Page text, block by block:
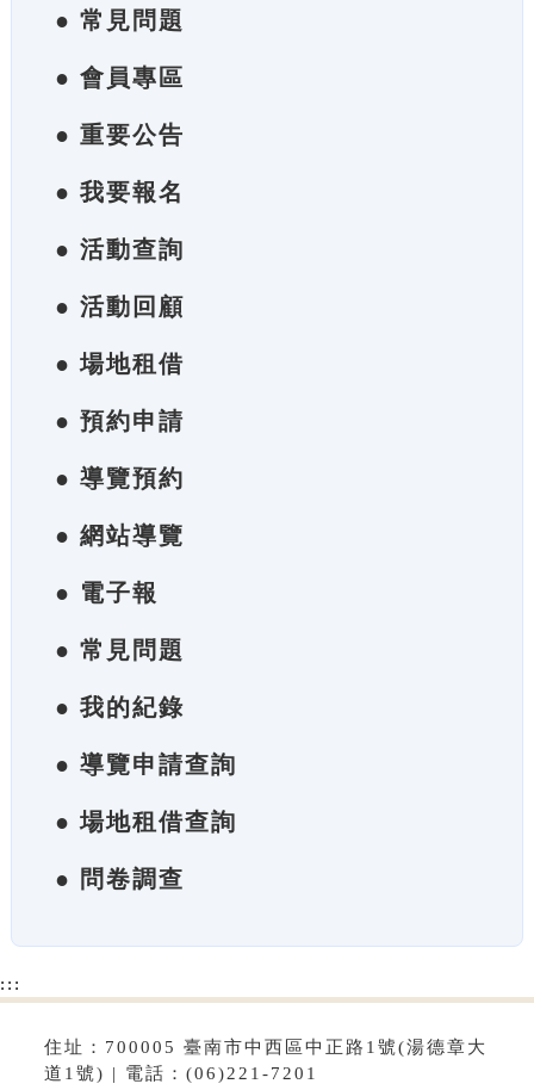
● 常見問題
● 會員專區
● 重要公告
● 我要報名
● 活動查詢
● 活動回顧
● 場地租借
● 預約申請
● 導覽預約
● 網站導覽
● 電子報
● 常見問題
● 我的紀錄
● 導覽申請查詢
● 場地租借查詢
● 問卷調查
:::
住址：700005 臺南市中西區中正路1號(湯德章大
道1號) | 電話：(06)221-7201